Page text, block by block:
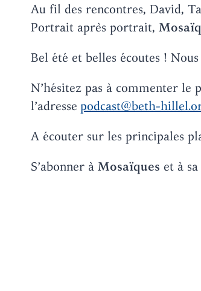
Au fil des rencontres, David,
Portrait après portrait,
Bel été et belles écoutes !
N’hésitez pas à commenter le
l’adresse podcast@beth-
A écouter sur les principales
S’abonner à Mosaïques et à